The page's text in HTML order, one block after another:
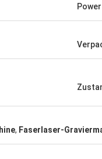
Dank für das
, Faserlaser-